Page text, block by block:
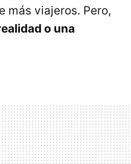
más viajeros. Pero,
o una